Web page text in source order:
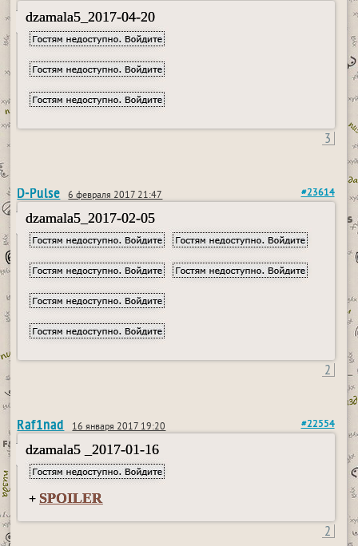
dzamala5_2017-04-20
3
D-Pulse 6 февраля 2017 21:47 #23614
dzamala5_2017-02-05
2
Raf1nad 16 января 2017 19:20 #22554
dzamala5 _2017-01-16
+ SPOILER
2